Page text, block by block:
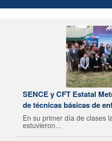
SENCE y CFT Estatal
de técnicas básicas de
En su primer día de clases
estuvieron...